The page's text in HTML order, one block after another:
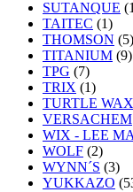
SUTANQUE
TAITEC (1)
THOMSON (5)
TITANIUM (9)
TPG (7)
TRIX (1)
TURTLE WAX
VERSACHEM
WIX - LEE
WOLF (2)
WYNN´S (3)
YUKKAZO